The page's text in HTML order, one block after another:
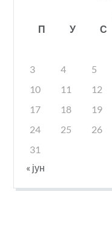
П У С
3
4 5
10
11 12
17
18 19
24
25 26
31
« јун